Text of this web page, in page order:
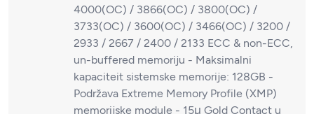
4000(OC) / 3866(OC) / 3800(OC) /
3733(OC) / 3600(OC) / 3466(OC) / 3200 /
2933 / 2667 / 2400 / 2133 ECC & non-ECC,
un-buffered memoriju - Maksimalni
kapaciteit sistemske memorije: 128GB -
Podržava Extreme Memory Profile (XMP)
memorijske module - 15μ Gold Contact u